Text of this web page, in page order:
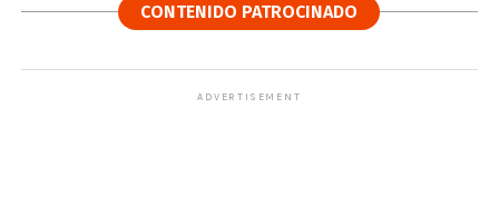
CONTENIDO PATROCINADO
ADVERTISEMENT